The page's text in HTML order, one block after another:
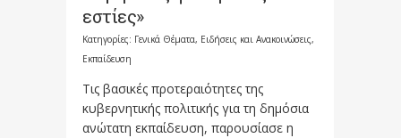
εστίες»
Κατηγορίες: Γενικά Θέματα, Ειδήσεις και Ανακοινώσεις,
Εκπαίδευση
Τις βασικές προτεραιότητες της
κυβερνητικής πολιτικής για τη δημόσια
ανώτατη εκπαίδευση, παρουσίασε η